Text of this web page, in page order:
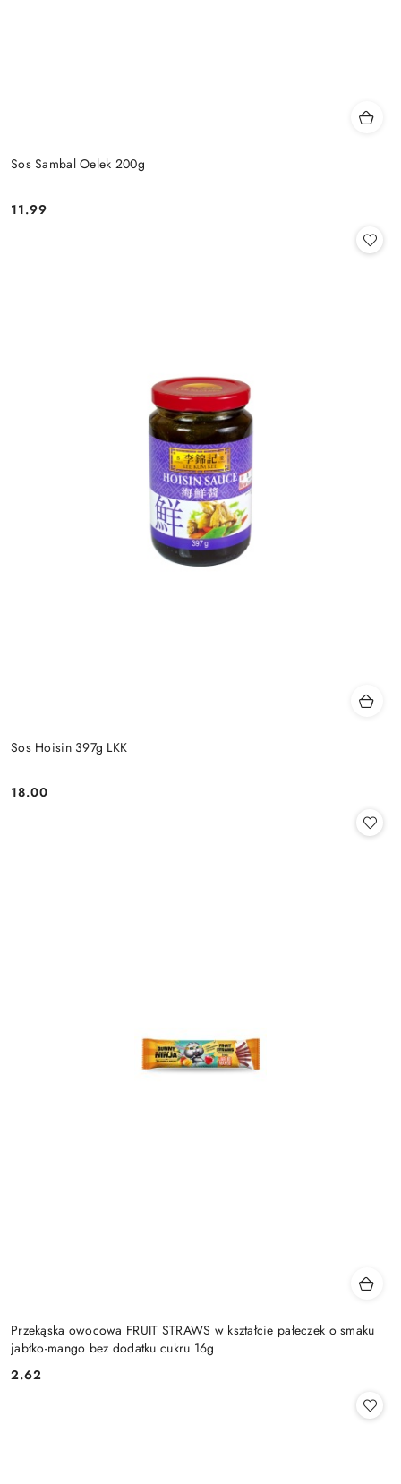
Sos Sambal Oelek 200g
Cena:
11.99
Sos Hoisin 397g LKK
Cena:
18.00
Przekąska owocowa FRUIT STRAWS w kształcie pałeczek o smaku
jabłko-mango bez dodatku cukru 16g
Cena:
2.62